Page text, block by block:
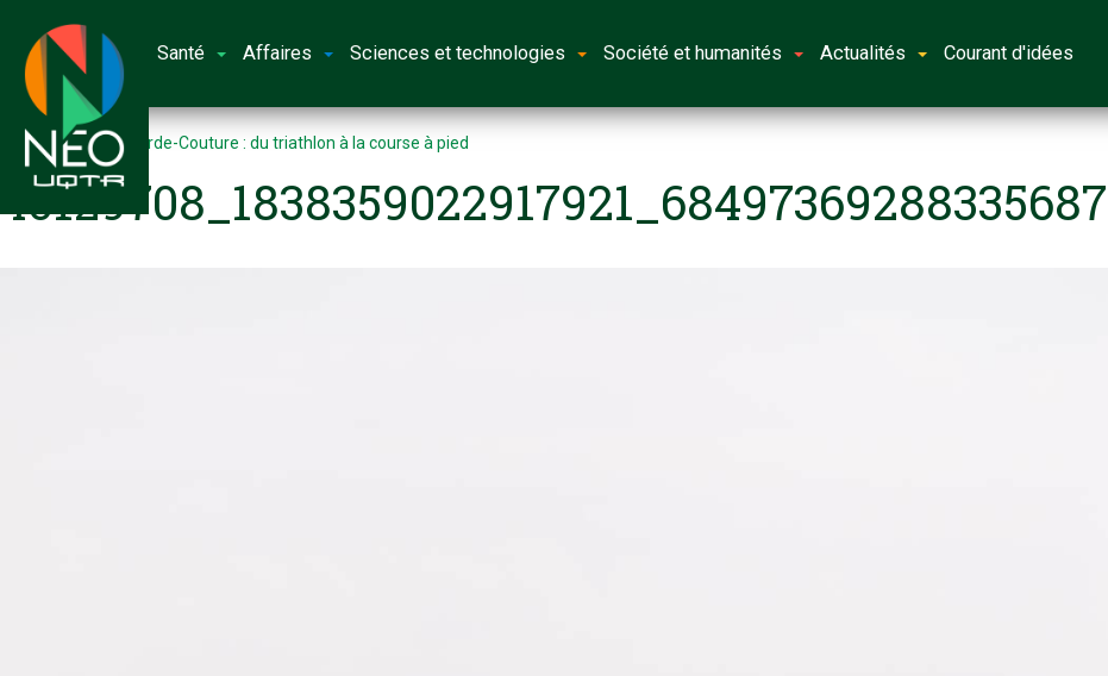
Santé Affaires Sciences et technologies Société et humanités Actualités Courant d'idées
Accueil Félix Plourde-Couture : du triathlon à la course à pied